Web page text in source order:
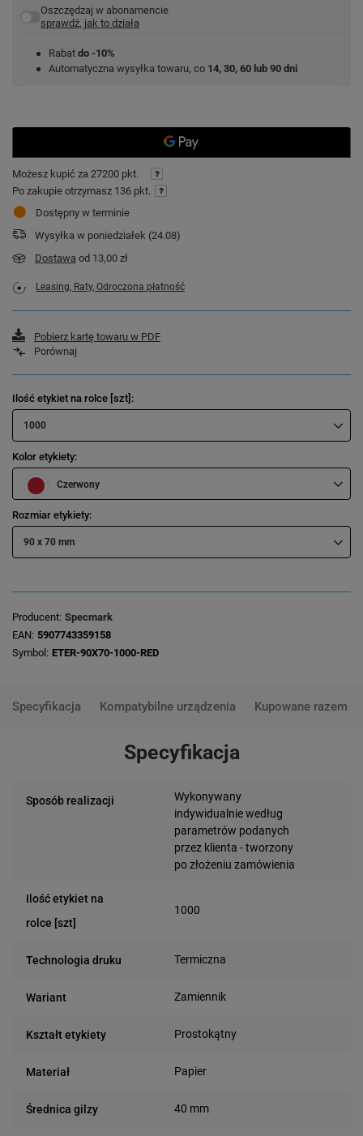
Oszczędzaj w abonamencie
sprawdź, jak to działa
Rabat do -10%
Automatyczna wysyłka towaru, co 14, 30, 60 lub 90 dni
Możesz kupić za 27200 pkt.
Po zakupie otrzymasz 136 pkt.
Dostępny w terminie
Wysyłka w poniedziałek (24.08)
Dostawa od 13,00 zł
Leasing, Raty, Odroczona płatność
Pobierz kartę towaru w PDF
Porównaj
Ilość etykiet na rolce [szt]
1000
Kolor etykiety
Czerwony
Rozmiar etykiety
90 x 70 mm
Producent Specmark
EAN 5907743359158
Symbol ETER-90X70-1000-RED
Specyfikacja Kompatybilne urządzenia Kupowane razem
Specyfikacja
Sposób realizacji
Wykonywany
indywidualnie według
parametrów podanych
przez klienta - tworzony
po złożeniu zamówienia
Ilość etykiet na
rolce [szt]
1000
Technologia druku Termiczna
Wariant Zamiennik
Kształt etykiety Prostokątny
Materiał Papier
Średnica gilzy 40 mm